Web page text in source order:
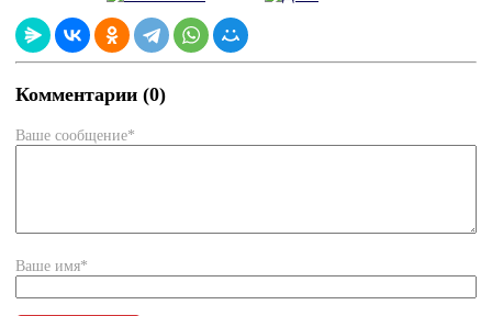
Комментарии (0)
Ваше сообщение*
Ваше имя*